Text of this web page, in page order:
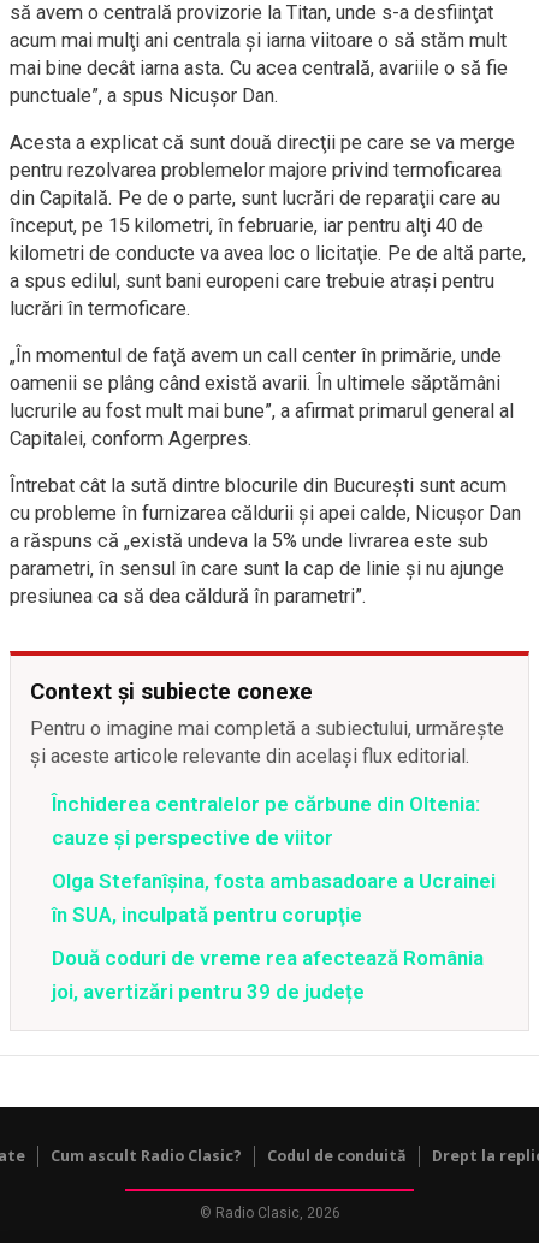
să avem o centrală provizorie la Titan, unde s-a desfiinţat
acum mai mulţi ani centrala şi iarna viitoare o să stăm mult
mai bine decât iarna asta. Cu acea centrală, avariile o să fie
punctuale”, a spus Nicuşor Dan.
Acesta a explicat că sunt două direcţii pe care se va merge
pentru rezolvarea problemelor majore privind termoficarea
din Capitală. Pe de o parte, sunt lucrări de reparaţii care au
început, pe 15 kilometri, în februarie, iar pentru alţi 40 de
kilometri de conducte va avea loc o licitaţie. Pe de altă parte,
a spus edilul, sunt bani europeni care trebuie atraşi pentru
lucrări în termoficare.
„În momentul de faţă avem un call center în primărie, unde
oamenii se plâng când există avarii. În ultimele săptămâni
lucrurile au fost mult mai bune”, a afirmat primarul general al
Capitalei, conform Agerpres.
Întrebat cât la sută dintre blocurile din Bucureşti sunt acum
cu probleme în furnizarea căldurii şi apei calde, Nicuşor Dan
a răspuns că „există undeva la 5% unde livrarea este sub
parametri, în sensul în care sunt la cap de linie şi nu ajunge
presiunea ca să dea căldură în parametri”.
Context și subiecte conexe
Pentru o imagine mai completă a subiectului, urmărește
și aceste articole relevante din același flux editorial.
Închiderea centralelor pe cărbune din Oltenia:
cauze și perspective de viitor
Olga Stefanîşina, fosta ambasadoare a Ucrainei
în SUA, inculpată pentru corupţie
Două coduri de vreme rea afectează România
joi, avertizări pentru 39 de județe
Cum ascult Radio Clasic? Codul de conduită Drept la
© Radio Clasic, 2026